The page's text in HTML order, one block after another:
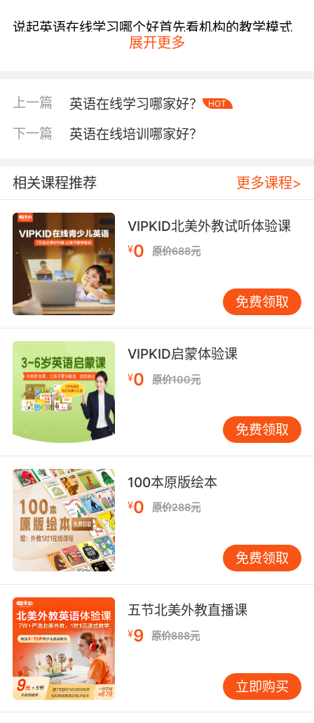
说起英语在线学习哪个好首先看机构的教学模式
的注意力都能得到最大程度的集中，那么孩子学
习英语的效率也会大大提高。机构的教学模式是
一定中重点考察的，一对一教学可以实现老师和
说起英语在线学习哪个好其次看机构的教材选用
教材在孩子们的英语学习中也有很重要的作用，
就算是口语的练习也是离不开专业的教材的。现
在机构选用的教材无非就是引进国外原版和自主
研发这两种，其实只要是难易程度适中、符合孩
应该是有趣的、那么才能很好地激发起孩子们学
习英语的兴趣来。
说起英语在线学习哪个好然后看机构老师
老师需要具备专业的英语知识、标准的口语以及
丰富的教学水平，只有具备专业的英语知识才能
将自己掌握的英语知识系统地传授给孩子们，只
有掌握标准的口语口音才能为孩子的英语学习营
造纯正的英语语言环境，那么孩子们的英语学习
才能得到更加有效的提升。经验丰富的老师可以
到属于他们自己的学习方法。
说起英语在线学习哪个好最后就是看孩子的适应
情况，可以从试听课来看孩子的真实反映，毕竟
适合他们的才能为他们的英语学习带来更加有效
的帮助。
展开更多
上一篇 英语在线学习哪家好？ HOT
下一篇 英语在线培训哪家好？
相关课程推荐 更多课程>
VIPKID北美外教试听体验课
¥0 原价688元
免费领取
VIPKID启蒙体验课
¥0 原价100元
免费领取
100本原版绘本
¥0 原价288元
免费领取
五节北美外教直播课
¥9 原价888元
立即购买